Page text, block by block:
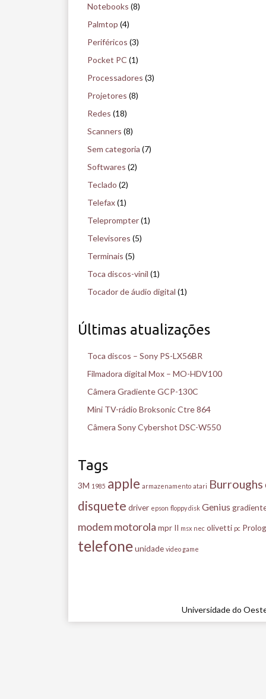
Notebooks (8)
Palmtop (4)
Periféricos (3)
Pocket PC (1)
Processadores (3)
Projetores (8)
Redes (18)
Scanners (8)
Sem categoria (7)
Softwares (2)
Teclado (2)
Telefax(1)
Teleprompter(1)
Televisores (5)
Terminais (5)
Toca discos-vinil (1)
Tocador de áudio digital (1)
Últimas atualizações
Toca discos – Sony PS-LX56BR
Filmadora digital Mox – MO-HDV100
Câmera Gradiente GCP-130C
Mini TV-rádio Broksonic Ctre 864
Câmera Sony Cybershot DSC-W550
Tags
3M 1985 apple armazenamento atari Burroughs
disquete driver epson floppy disk Genius
modemmotorola mpr II msx nec olivetti pc
telefoneunidade video game
Universidade do